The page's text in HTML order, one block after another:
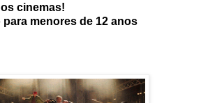
cinemas!
menores de 12 anos